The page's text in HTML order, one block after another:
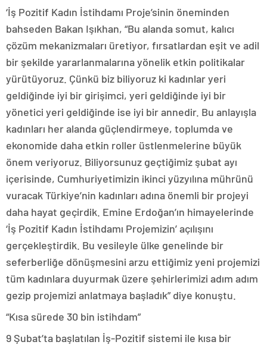
‘İş Pozitif Kadın İstihdamı Proje’sinin öneminden
bahseden Bakan Işıkhan, “Bu alanda somut, kalıcı
çözüm mekanizmaları üretiyor, fırsatlardan eşit ve adil
bir şekilde yararlanmalarına yönelik etkin politikalar
yürütüyoruz. Çünkü biz biliyoruz ki kadınlar yeri
geldiğinde iyi bir girişimci, yeri geldiğinde iyi bir
yönetici yeri geldiğinde ise iyi bir annedir. Bu anlayışla
kadınları her alanda güçlendirmeye, toplumda ve
ekonomide daha etkin roller üstlenmelerine büyük
önem veriyoruz. Biliyorsunuz geçtiğimiz şubat ayı
içerisinde, Cumhuriyetimizin ikinci yüzyılına mührünü
vuracak Türkiye’nin kadınları adına önemli bir projeyi
daha hayat geçirdik. Emine Erdoğan’ın himayelerinde
‘İş Pozitif Kadın İstihdamı Projemizin’ açılışını
gerçekleştirdik. Bu vesileyle ülke genelinde bir
seferberliğe dönüşmesini arzu ettiğimiz yeni projemizi
tüm kadınlara duyurmak üzere şehirlerimizi adım adım
gezip projemizi anlatmaya başladık” diye konuştu.
“Kısa sürede 30 bin istihdam”
9 Şubat’ta başlatılan İş-Pozitif sistemi ile kısa bir